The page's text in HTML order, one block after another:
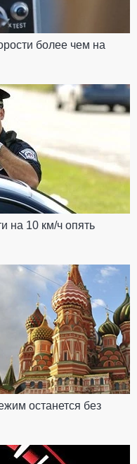
более чем на
на 10 км/ч опять
останется без